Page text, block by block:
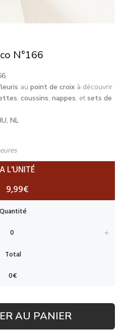
N°166
,
au point de croix à découvrir
, coussins, nappes, etsets de
NL
A L'UNITÉ
9,99€
AU PANIER